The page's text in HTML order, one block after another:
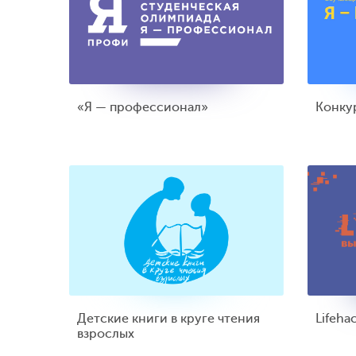
«Я — профессионал»
Детские книги в круге чтения
взрослых